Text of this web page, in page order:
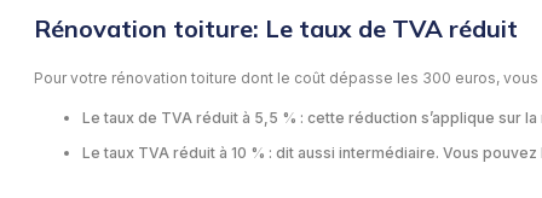
Rénovation toiture: Le taux de TVA réduit
Pour votre rénovation toiture dont le coût dépasse les 300 euros,
Le taux de TVA réduit à 5,5 % : cette réduction s’applique sur
Le taux TVA réduit à 10 % : dit aussi intermédiaire. Vous